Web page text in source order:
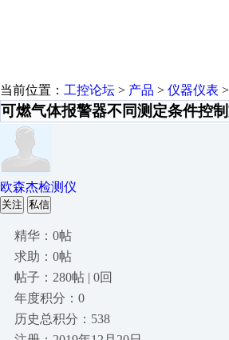
当前位置： 工控论坛 > 产品 > 仪器仪表 >
可燃气体报警器不同测定条件控
欧森杰检测仪
关注 私信
精华：0帖
求助：0帖
帖子：280帖 | 0回
年度积分：0
历史总积分：538